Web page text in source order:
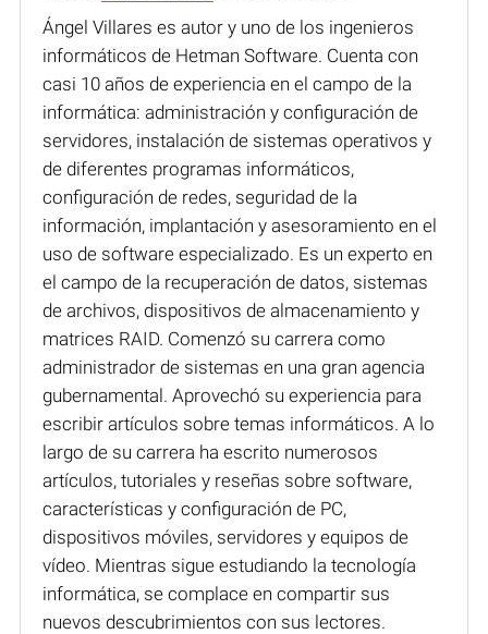
Ángel Villares es autor y uno de los ingenieros
informáticos de Hetman Software. Cuenta con
casi 10 años de experiencia en el campo de la
informática: administración y configuración de
servidores, instalación de sistemas operativos y
de diferentes programas informáticos,
configuración de redes, seguridad de la
información, implantación y asesoramiento en el
uso de software especializado. Es un experto en
el campo de la recuperación de datos, sistemas
de archivos, dispositivos de almacenamiento y
matrices RAID. Comenzó su carrera como
administrador de sistemas en una gran agencia
gubernamental. Aprovechó su experiencia para
escribir artículos sobre temas informáticos. A lo
largo de su carrera ha escrito numerosos
artículos, tutoriales y reseñas sobre software,
características y configuración de PC,
dispositivos móviles, servidores y equipos de
vídeo. Mientras sigue estudiando la tecnología
informática, se complace en compartir sus
nuevos descubrimientos con sus lectores.